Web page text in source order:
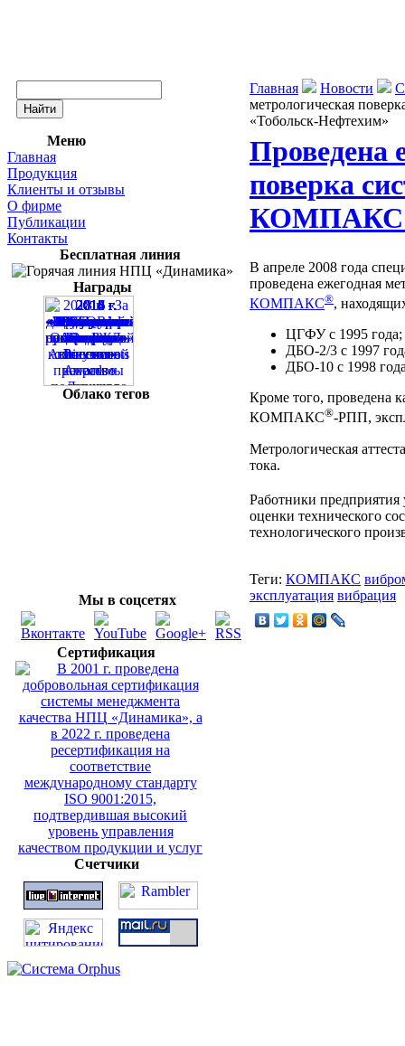
Меню
Главная
Продукция
Клиенты и отзывы
О фирме
Публикации
Контакты
Бесплатная линия
Награды
Облако тегов
Мы в соцсетях
Сертификация
Счетчики
Главная Новости
метрологическая
«Тобольск-Нефтехим»
Проведена
поверка
КОМПАКС
В апреле 2008 года
проведена ежегодная
КОМПАКС®,
ЦГФУ с 1995 года;
ДБО-2/3 с 1997
ДБО-10 с 1998
Кроме того, проведена
КОМПАКС®-РПП,
Метрологическая
тока.
Работники
оценки технического
технологического
Теги: КОМПАКС
эксплуатация вибрация